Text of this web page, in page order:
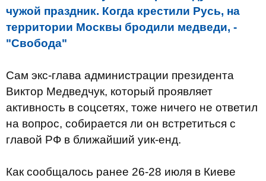
чужой праздник. Когда крестили Русь, на
территории Москвы бродили медведи, -
"Свобода"
Сам экс-глава администрации президента
Виктор Медведчук, который проявляет
активность в соцсетях, тоже ничего не ответил
на вопрос, собирается ли он встретиться с
главой РФ в ближайший уик-енд.
Как сообщалось ранее 26-28 июля в Киеве